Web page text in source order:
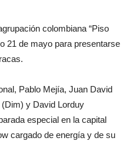
colombiana “Piso
21 de mayo para presentarse
Pablo Mejía, Juan David
y David Lorduy
especial en la capital
cargado de energía y de su